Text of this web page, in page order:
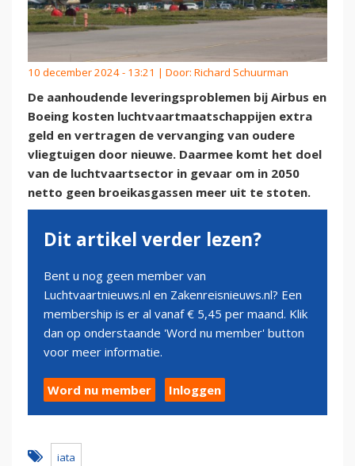
10 december 2024 - 13:21 | Door: Richard Schuurman
De aanhoudende leveringsproblemen bij Airbus en
Boeing kosten luchtvaartmaatschappijen extra
geld en vertragen de vervanging van oudere
vliegtuigen door nieuwe. Daarmee komt het doel
van de luchtvaartsector in gevaar om in 2050
netto geen broeikasgassen meer uit te stoten.
Dit artikel verder lezen?
Bent u nog geen member van
Luchtvaartnieuws.nl en Zakenreisnieuws.nl? Een
membership is er al vanaf € 5,45 per maand. Klik
dan op onderstaande 'Word nu member' button
voor meer informatie.
Word nu member Inloggen
iata